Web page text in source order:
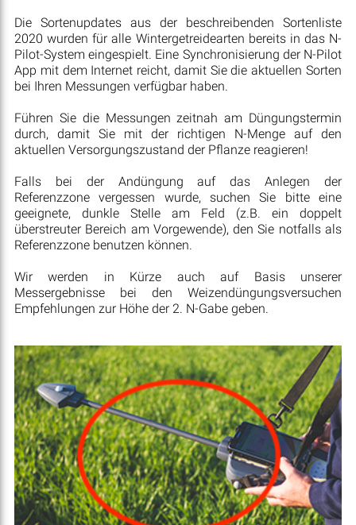
Die Sortenupdates aus der beschreibenden Sortenliste
2020 wurden für alle Wintergetreidearten bereits in das N-
Pilot-System eingespielt. Eine Synchronisierung der N-Pilot
App mit dem Internet reicht, damit Sie die aktuellen Sorten
bei Ihren Messungen verfügbar haben.
Führen Sie die Messungen zeitnah am Düngungstermin
durch, damit Sie mit der richtigen N-Menge auf den
aktuellen Versorgungszustand der Pflanze reagieren!
Falls bei der Andüngung auf das Anlegen der
Referenzzone vergessen wurde, suchen Sie bitte eine
geeignete, dunkle Stelle am Feld (z.B. ein doppelt
überstreuter Bereich am Vorgewende), den Sie notfalls als
Referenzzone benutzen können.
Wir werden in Kürze auch auf Basis unserer
Messergebnisse bei den Weizendüngungsversuchen
Empfehlungen zur Höhe der 2. N-Gabe geben.